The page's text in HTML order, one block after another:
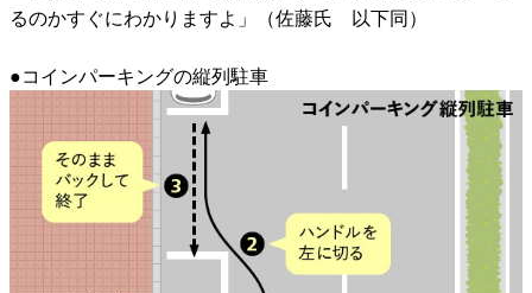
るのかすぐにわかりますよ」（佐藤氏 以下同）
●コインパーキングの縦列駐車